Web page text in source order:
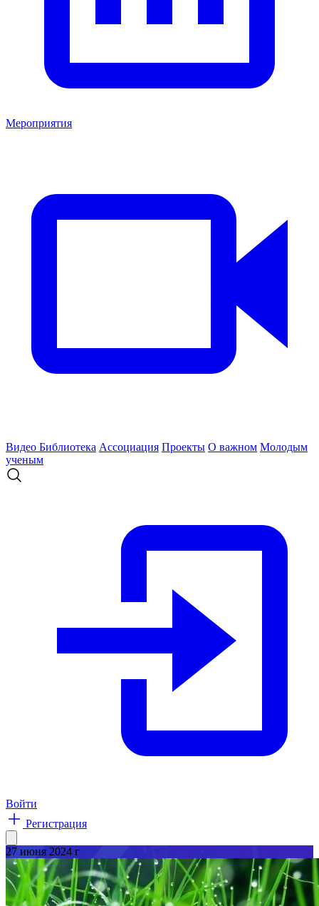
Мероприятия
Видео Библиотека Ассоциация Проекты О важном Молодым
ученым
Войти
Регистрация
27 июня 2024 г